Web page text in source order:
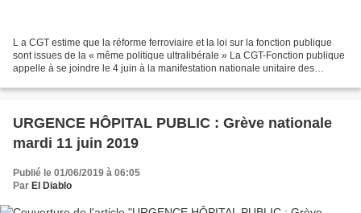
L a CGT estime que la réforme ferroviaire et la loi sur la fonction publique
sont issues de la « même politique ultralibérale » La CGT-Fonction publique
appelle à se joindre le 4 juin à la manifestation nationale unitaire des
URGENCE HÔPITAL PUBLIC : Grève nationale
mardi 11 juin 2019
Publié le 01/06/2019 à 06:05
Par El Diablo